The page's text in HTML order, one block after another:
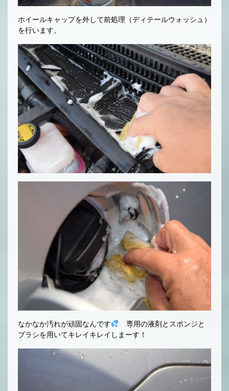
ホイールキャップを外して前処理（ディテールウォッシュ）
を行います。
なかなか汚れが頑固なんです
専用の液剤とスポンジと
ブラシを用いてキレイキレイしまーす！